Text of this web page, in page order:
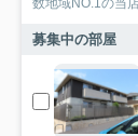
数地域NO.1の当
募集中の部屋